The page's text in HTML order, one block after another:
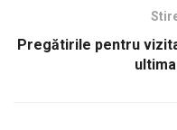
Pregătirile pentru